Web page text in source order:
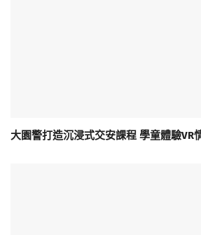
大園警打造沉浸式交安課程 學童體驗VR